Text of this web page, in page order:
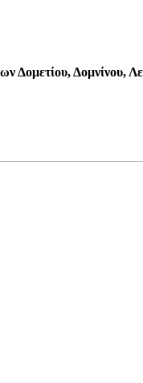
Δομετίου, Δομνίνου,